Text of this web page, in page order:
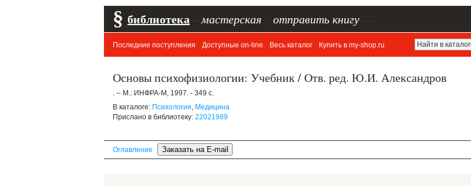
§ библиотека мастерская отправить книгу
Последние поступления Доступные on-line Весь каталог Купить в my-shop.ru
Основы психофизиологии: Учебник / Отв. ред. Ю.И. Александров
. -- М.: ИНФРА-М, 1997. - 349 с.
В каталоге: Психология, Медицина
Прислано в библиотеку: 22021989
Оглавление